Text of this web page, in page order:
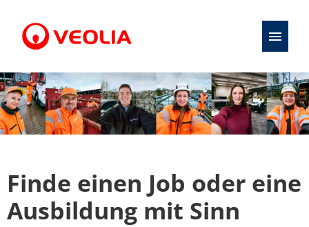
Stellenangebote
Initiativbewerbung
Ausbildung
Finde einen Job oder eine
Ausbildung mit Sinn